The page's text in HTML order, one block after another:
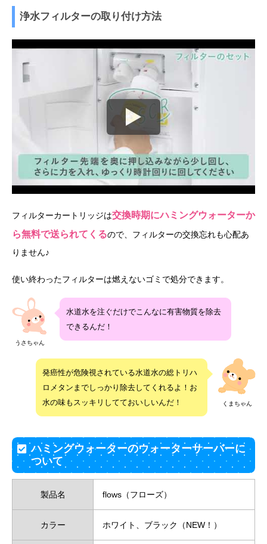
浄水フィルターの取り付け方法
フィルターカートリッジは交換時期にハミングウォーターか
ら無料で送られてくるので、フィルターの交換忘れも心配あ
りません♪
使い終わったフィルターは燃えないゴミで処分できます。
うさちゃん
水道水を注ぐだけでこんなに有害物質を除去
できるんだ！
くまちゃん
発癌性が危険視されている水道水の総トリハ
ロメタンまでしっかり除去してくれるよ！お
水の味もスッキリしてておいしいんだ！
ハミングウォーターのウォーターサーバーに
ついて
製品名 flows（フローズ）
カラー ホワイト、ブラック（NEW！）